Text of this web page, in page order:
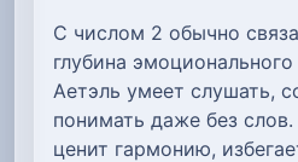
С числом 2 обычно
глубина
Аетэль умеет слушать,
понимать даже без слов.
ценит гармонию,